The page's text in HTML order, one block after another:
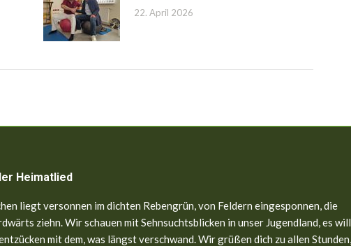
22. April 2026
Heimatlied
liegt versonnen im dichten Rebengrün, von Feldern eingesponnen, die
ziehn. Wir schauen mit Sehnsuchtsblicken in unser Jugendland, es will
mit dem, was längst verschwand. Wir grüßen dich zu allen Stunden,